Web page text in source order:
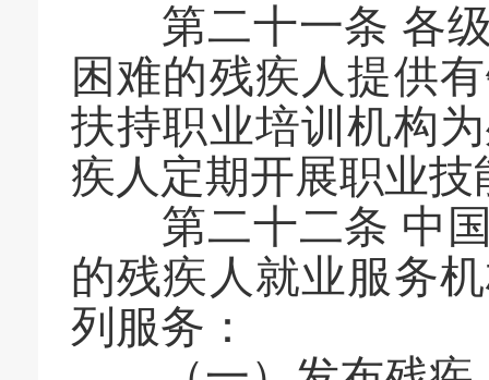
第二十一条 各级
困难的残疾人提供
扶持职业培训机构
疾人定期开展职业技
第二十二条 中国
的残疾人就业服务
列服务：